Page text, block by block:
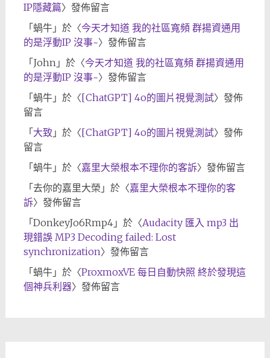
IP隱藏篇〉發佈留言
「蝸牛」於〈今天才知道 我的社區寬頻 群揚資通用
的是浮動IP 沒事~〉發佈留言
「John 」於〈今天才知道 我的社區寬頻 群揚資通用
的是浮動IP 沒事~〉發佈留言
「蝸牛」於〈[ChatGPT] 4o的圖片視覺測試〉發佈
留言
「大致 」於〈[ChatGPT] 4o的圖片視覺測試〉發佈
留言
「蝸牛」於〈嘉里大榮根本不理你的客訴〉發佈留言
「去你的嘉里大榮 」於〈嘉里大榮根本不理你的客
訴〉發佈留言
「DonkeyJo6Rmp4」於〈Audacity 匯入 mp3 出
現錯誤 MP3 Decoding failed: Lost
synchronization〉發佈留言
「蝸牛」於〈ProxmoxVE 每日自動快照 終於發現這
個神兵利器〉發佈留言